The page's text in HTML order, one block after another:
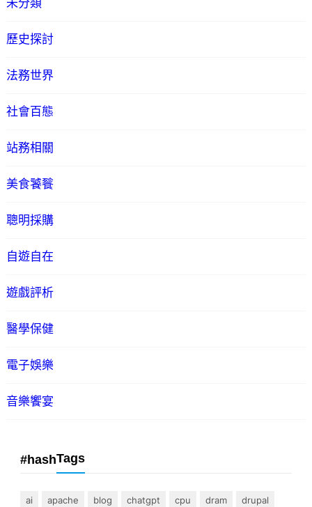
未分類
歷史探討
法務世界
社會百態
站務相關
美食饕餮
聰明採購
自遊自在
遊戲評析
醫學保健
電子娛樂
音樂饗宴
#hashTags
ai apache blog chatgpt cpu dram
drupal